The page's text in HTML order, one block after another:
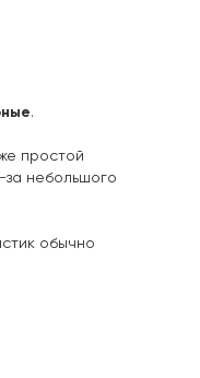
.
простой
за небольшого
обычно